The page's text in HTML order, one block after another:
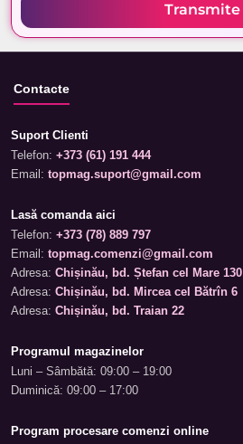
Transmite
Contacte
Suport Clienti
Telefon: +373 (61) 191 444
Email: topmag.suport@gmail.com
Lasă comanda aici
Telefon: +373 (78) 889 797
Email: topmag.comenzi@gmail.com
Adresa: Chișinău, bd. Ștefan cel Mare 130
Adresa: Chișinău, bd. Mircea cel Bătrîn 6
Adresa: Chișinău, bd. Traian 22
Programul magazinelor
Luni – Sâmbătă: 09:00 – 19:00
Duminică: 09:00 – 17:00
Program procesare comenzi online